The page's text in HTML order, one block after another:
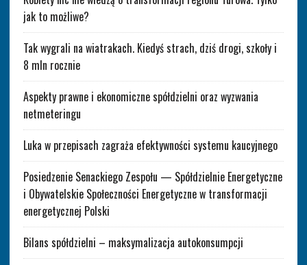
jak to możliwe?
Tak wygrali na wiatrakach. Kiedyś strach, dziś drogi, szkoły i
8 mln rocznie
Aspekty prawne i ekonomiczne spółdzielni oraz wyzwania
netmeteringu
Luka w przepisach zagraża efektywności systemu kaucyjnego
Posiedzenie Senackiego Zespołu — Spółdzielnie Energetyczne
i Obywatelskie Społeczności Energetyczne w transformacji
energetycznej Polski
Bilans spółdzielni – maksymalizacja autokonsumpcji